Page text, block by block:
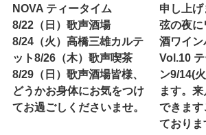
NOVA ティータイム
8/22（日）歌声酒場
8/24（火）高橋三雄カルテ
ット8/26（木）歌声喫茶
8/29（日）歌声酒場皆様、
どうかお身体にお気をつけ
てお過ごしくださいませ。
申し上
弦の夜
酒ワイン
Vol.10
ン9/14(
ます。
できます
ておりま